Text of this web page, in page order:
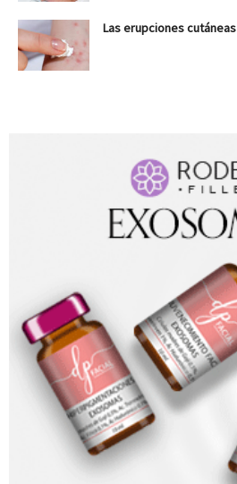
Las erupciones cutáneas